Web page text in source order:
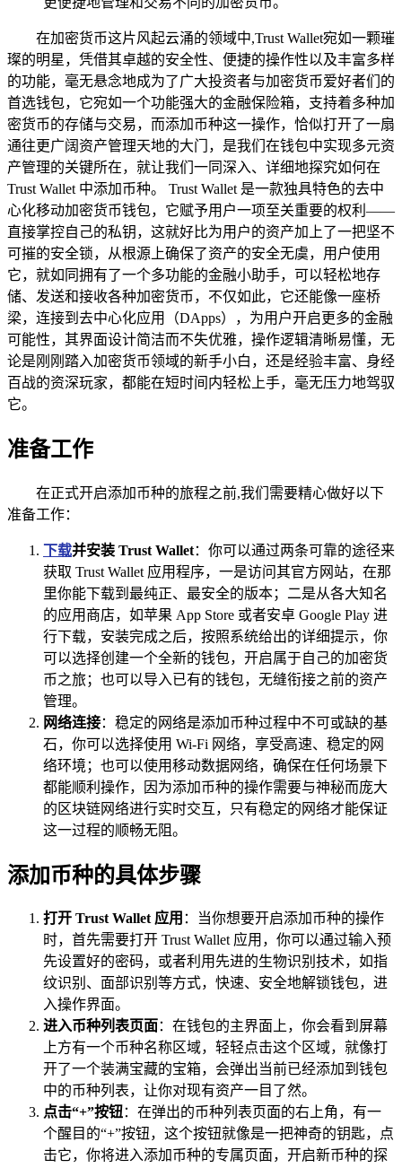
在加密货币这片风起云涌的领域中,Trust Wallet宛如一颗璀
璨的明星，凭借其卓越的安全性、便捷的操作性以及丰富多样
的功能，毫无悬念地成为了广大投资者与加密货币爱好者们的
首选钱包，它宛如一个功能强大的金融保险箱，支持着多种加
密货币的存储与交易，而添加币种这一操作，恰似打开了一扇
通往更广阔资产管理天地的大门，是我们在钱包中实现多元资
产管理的关键所在，就让我们一同深入、详细地探究如何在
Trust Wallet 中添加币种。 Trust Wallet 是一款独具特色的去中
心化移动加密货币钱包，它赋予用户一项至关重要的权利——
直接掌控自己的私钥，这就好比为用户的资产加上了一把坚不
可摧的安全锁，从根源上确保了资产的安全无虞，用户使用
它，就如同拥有了一个多功能的金融小助手，可以轻松地存
储、发送和接收各种加密货币，不仅如此，它还能像一座桥
梁，连接到去中心化应用（DApps），为用户开启更多的金融
可能性，其界面设计简洁而不失优雅，操作逻辑清晰易懂，无
论是刚刚踏入加密货币领域的新手小白，还是经验丰富、身经
百战的资深玩家，都能在短时间内轻松上手，毫无压力地驾驭
它。
准备工作
在正式开启添加币种的旅程之前,我们需要精心做好以下
准备工作：
下载并安装 Trust Wallet：你可以通过两条可靠的途径来
获取 Trust Wallet 应用程序，一是访问其官方网站，在那
里你能下载到最纯正、最安全的版本；二是从各大知名
的应用商店，如苹果 App Store 或者安卓 Google Play 进
行下载，安装完成之后，按照系统给出的详细提示，你
可以选择创建一个全新的钱包，开启属于自己的加密货
币之旅；也可以导入已有的钱包，无缝衔接之前的资产
管理。
网络连接：稳定的网络是添加币种过程中不可或缺的基
石，你可以选择使用 Wi-Fi 网络，享受高速、稳定的网
络环境；也可以使用移动数据网络，确保在任何场景下
都能顺利操作，因为添加币种的操作需要与神秘而庞大
的区块链网络进行实时交互，只有稳定的网络才能保证
这一过程的顺畅无阻。
添加币种的具体步骤
打开 Trust Wallet 应用 ：当你想要开启添加币种的操作
时，首先需要打开 Trust Wallet 应用，你可以通过输入预
先设置好的密码，或者利用先进的生物识别技术，如指
纹识别、面部识别等方式，快速、安全地解锁钱包，进
入操作界面。
进入币种列表页面：在钱包的主界面上，你会看到屏幕
上方有一个币种名称区域，轻轻点击这个区域，就像打
开了一个装满宝藏的宝箱，会弹出当前已经添加到钱包
中的币种列表，让你对现有资产一目了然。
点击“+”按钮：在弹出的币种列表页面的右上角，有一
个醒目的“+”按钮，这个按钮就像是一把神奇的钥匙，点
击它，你将进入添加币种的专属页面，开启新币种的探